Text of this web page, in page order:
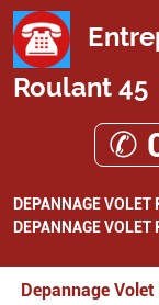
Roulant 45
✆
DEPANNAGE
DEPANNAGE VOLET
Depannage